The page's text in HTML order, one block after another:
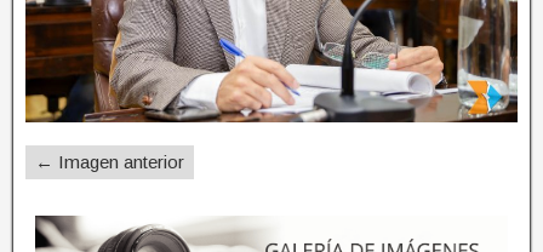
← Imagen anterior